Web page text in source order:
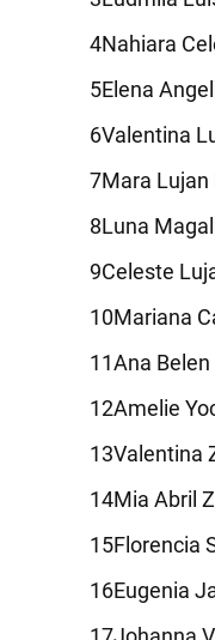
Nahiara
Elena
Valentina
Mara Lujan
Luna
Celeste
Mariana
Ana
Amelie
Valentina
Mia Abril
Florencia
Eugenia